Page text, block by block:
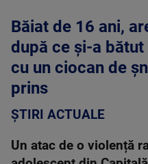
Băiat de 16 ani,
după ce și-a
cu un ciocan de
prins
ȘTIRI ACTUALE
Un atac de o violență